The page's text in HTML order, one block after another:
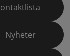
Nyheter